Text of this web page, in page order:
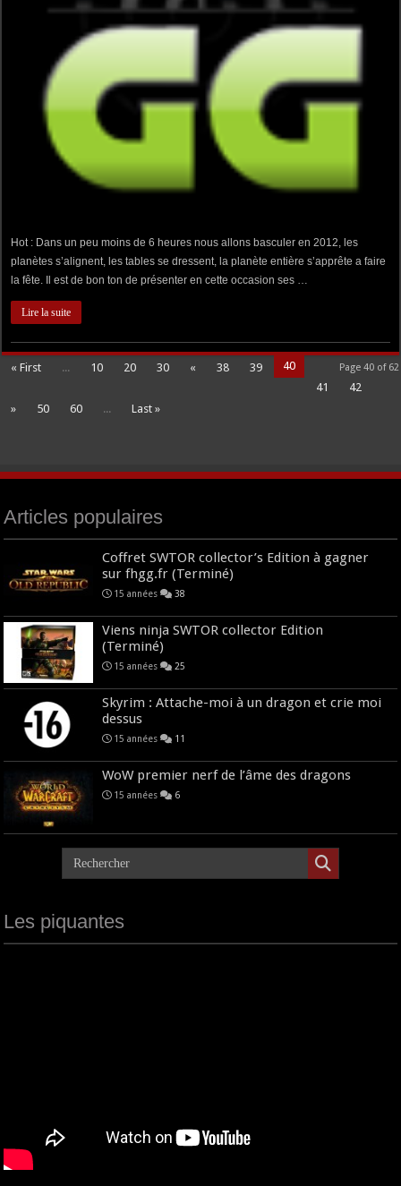
Hot : Dans un peu moins de 6 heures nous allons basculer en 2012, les
planètes s’alignent, les tables se dressent, la planète entière s’apprête a faire
la fête. Il est de bon ton de présenter en cette occasion ses …
Lire la suite
Page 40 of 62
« First ... 10 20 30 « 38 39
40
41
42
»
50 60 ... Last »
Articles populaires
Coffret SWTOR collector’s Edition à gagner
sur fhgg.fr (Terminé)
15 années 38
Viens ninja SWTOR collector Edition
(Terminé)
15 années 25
Skyrim : Attache-moi à un dragon et crie moi
dessus
15 années 11
WoW premier nerf de l’âme des dragons
15 années 6
Les piquantes